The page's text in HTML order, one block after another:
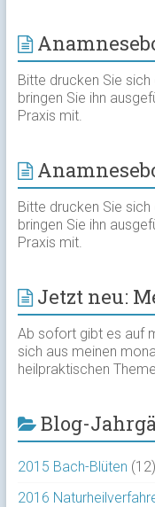
Bitte drucken Sie sich
bringen Sie ihn
Praxis mit.
Bitte drucken Sie sich
bringen Sie ihn
Praxis mit.
Jetzt neu:
Ab sofort gibt es auf
sich aus meinen
heilpraktischen
Blog-
2015 Bach-Blüten (12)
2016